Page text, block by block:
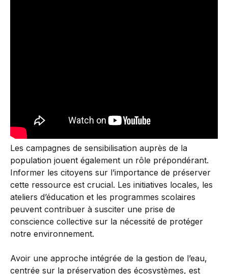
Les campagnes de sensibilisation auprès de la
population jouent également un rôle prépondérant.
Informer les citoyens sur l’importance de préserver
cette ressource est crucial. Les initiatives locales, les
ateliers d’éducation et les programmes scolaires
peuvent contribuer à susciter une prise de
conscience collective sur la nécessité de protéger
notre environnement.
Avoir une approche intégrée de la gestion de l’eau,
centrée sur la préservation des écosystèmes, est